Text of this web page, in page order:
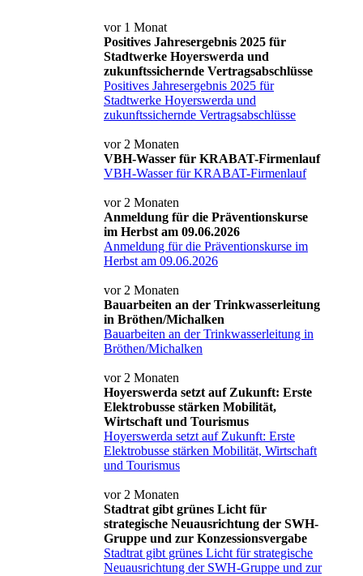
vor 1 Monat
Positives Jahresergebnis 2025 für
Stadtwerke Hoyerswerda und
zukunftssichernde Vertragsabschlüsse
Positives Jahresergebnis 2025 für
Stadtwerke Hoyerswerda und
zukunftssichernde Vertragsabschlüsse
vor 2 Monaten
VBH-Wasser für KRABAT-Firmenlauf
VBH-Wasser für KRABAT-Firmenlauf
vor 2 Monaten
Anmeldung für die Präventionskurse
im Herbst am 09.06.2026
Anmeldung für die Präventionskurse im
Herbst am 09.06.2026
vor 2 Monaten
Bauarbeiten an der Trinkwasserleitung
in Bröthen/Michalken
Bauarbeiten an der Trinkwasserleitung in
Bröthen/Michalken
vor 2 Monaten
Hoyerswerda setzt auf Zukunft: Erste
Elektrobusse stärken Mobilität,
Wirtschaft und Tourismus
Hoyerswerda setzt auf Zukunft: Erste
Elektrobusse stärken Mobilität, Wirtschaft
und Tourismus
vor 2 Monaten
Stadtrat gibt grünes Licht für
strategische Neuausrichtung der SWH-
Gruppe und zur Konzessionsvergabe
Stadtrat gibt grünes Licht für strategische
Neuausrichtung der SWH-Gruppe und zur